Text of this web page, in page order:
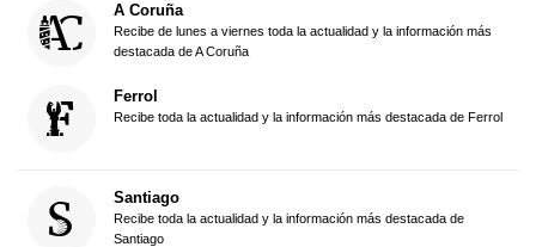
A Coruña
Recibe de lunes a viernes toda la actualidad y la información más
destacada de A Coruña
Ferrol
Recibe toda la actualidad y la información más destacada de Ferrol
Santiago
Recibe toda la actualidad y la información más destacada de
Santiago